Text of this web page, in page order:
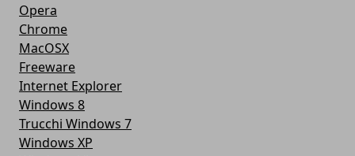
Opera
Chrome
MacOSX
Freeware
Internet Explorer
Windows 8
Trucchi Windows 7
Windows XP